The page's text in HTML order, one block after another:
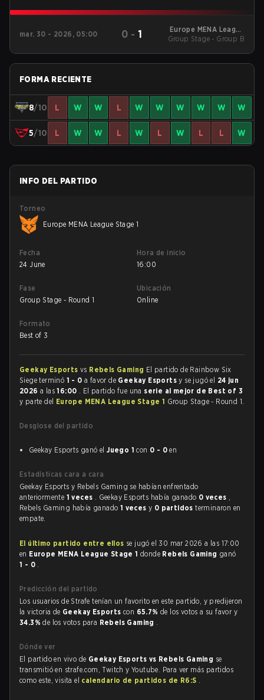
mar. 30 - 2026, 05:00 0 -1
Europe MENA League
- Europe MENA
Group Stage - Group B
FORMA RECIENTE
8/10 L W W L W W W W W W
5/10 L W W L W L W L L W
INFO DEL PARTIDO
Torneo
Europe MENA League Stage 1
Fecha
24 June
Hora de inicio
16:00
Fase
Group Stage - Round 1
Ubicación
Online
Formato
Best of 3
Geekay Esports vs Rebels Gaming El partido de Rainbow Six
Siege terminó 1 - 0 a favor de Geekay Esportsy se jugó el 24 jun
2026 a las16:00 . El partido fue una serie al mejor de Best of 3
y parte del Europe MENA League Stage 1 Group Stage - Round 1.
Desglose del partido
Geekay Esports ganó elJuego 1 con 0 - 0 en
Estadísticas cara a cara
Geekay Esports y Rebels Gaming se habían enfrentado
anteriormente 1 veces . Geekay Esports había ganado 0 veces ,
Rebels Gaming había ganado 1 vecesy 0 partidosterminaron en
empate.
El último partido entre ellos se jugó el 30 mar 2026 a las 17:00
en Europe MENA League Stage 1donde Rebels Gaming ganó
1 - 0 .
Predicción del partido
Los usuarios de Strafe tenían un favorito en este partido, y predijeron
la victoria de Geekay Esportscon 65.7%de los votos a su favor y
34.3%de los votos para Rebels Gaming .
Dónde ver
El partido en vivo de Geekay Esports vs Rebels Gaming se
transmitió en strafe.com, Twitch y Youtube. Para ver más partidos
como este, visita el calendario de partidos de R6:S .